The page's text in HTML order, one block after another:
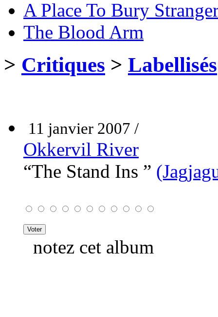
A Place To Bury
The Blood Arm
> Critiques > Labellisés
11 janvier 2007 /
Okkervil River
“The Stand Ins ”
notez cet album